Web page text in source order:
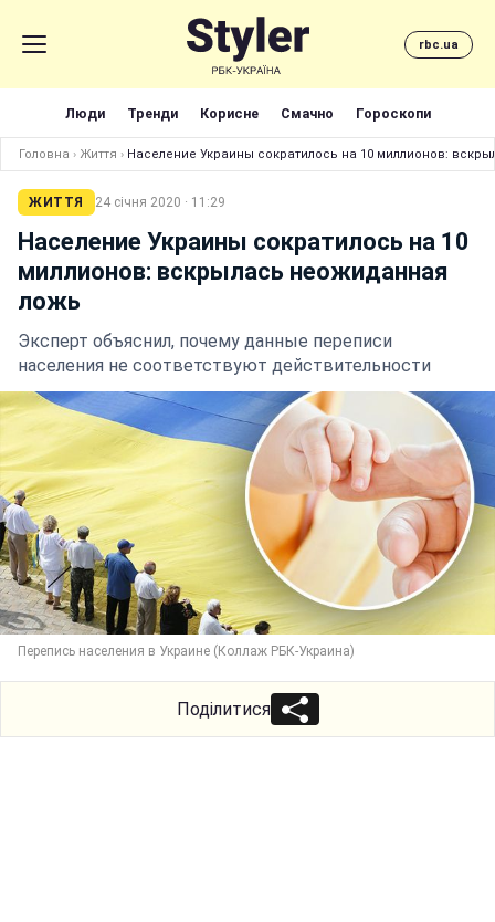
rbc.ua
Люди Тренди Корисне Смачно Гороскопи
Головна › Життя › Население Украины сократилось на 10 миллионов:
ЖИТТЯ 24 січня 2020 · 11:29
Население Украины сократилось на 10
миллионов: вскрылась неожиданная
ложь
Эксперт объяснил, почему данные переписи
населения не соответствуют действительности
Перепись населения в Украине (Коллаж РБК-Украина)
Поділитися